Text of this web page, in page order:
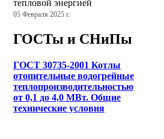
тепловой энергией
05 Февраля 2025 г.
ГОСТы и СНиПы
ГОСТ 30735-2001 Котлы
отопительные водогрейные
теплопроизводительностью
от 0,1 до 4,0 МВт. Общие
технические условия